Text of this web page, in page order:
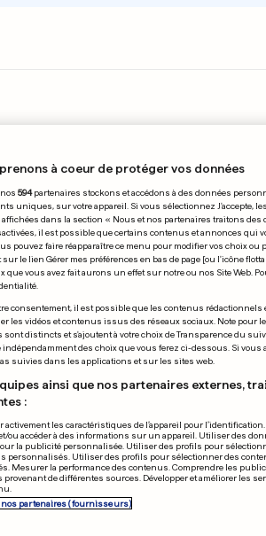
11 12 13 14 15 16 17
à coeur de protéger vos données
594partenaires stockons et accédons à des données
uniques, sur votre appareil. Si vous sélectionnez J'accepte,
dans la section « Nous et nos partenaires traitons
il est possible que certains contenus et annonces qui
pouvez faire réapparaître ce menu pour modifier vos choix ou
le lien Gérer mes préférences en bas de page [ou l'icône
que vous avez fait aurons un effet sur notre ou nos Site Web.
consentement, il est possible que les contenus
les vidéos et contenus issus des réseaux sociaux. Note pour
distincts et s'ajoutent à votre choix de Transparence du suivi
indépendamment des choix que vous ferez ci-dessous. Si vous
suivies dans les applications et sur les sites web.
ainsi que nos partenaires externes,
:
activement les caractéristiques de l’appareil pour
ou accéder à des informations sur un appareil. Utiliser des
la publicité personnalisée. Utiliser des profils pour
personnalisés. Utiliser des profils pour sélectionner des
Mesurer la performance des contenus. Comprendre les
provenant de différentes sources. Développer et améliorer les
nos partenaires (fournisseurs)